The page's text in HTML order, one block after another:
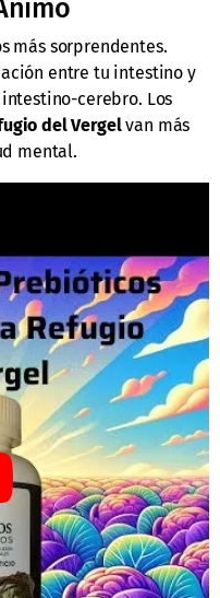
más sorprendentes.
entre tu intestino y
cerebro. Los
del Vergelvan más
mental.